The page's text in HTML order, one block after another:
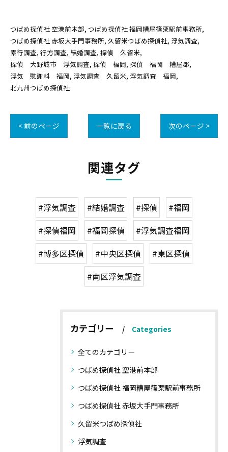
つばめ探偵社 空港前本部 つばめ探偵社 福岡糟屋篠栗駅前事務所
つばめ探偵社 赤坂大手門事務所 久留米つばめ探偵社 浮気調査
素行調査 行方調査 結婚調査 探偵 久留米
探偵 大野城市 浮気調査 探偵 福岡 探偵 福岡 糟屋郡
浮気 慰謝料 福岡 浮気調査 久留米 浮気調査 福岡
北九州つばめ探偵社
< 前のページ 一覧に戻る 次のページ >
関連タグ
#浮気調査 #結婚調査 #探偵
#福岡
#探偵福岡
#福岡探偵
#浮気調査福岡
#博多区探偵
#中央区探偵
#東区探偵
#南区浮気調査
カテゴリー Categories
全てのカテゴリー
つばめ探偵社 空港前本部
つばめ探偵社 福岡糟屋篠栗駅前事務所
つばめ探偵社 赤坂大手門事務所
久留米つばめ探偵社
浮気調査